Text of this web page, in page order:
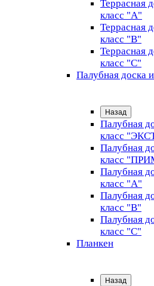
Террасная
класс "А"
Террасная
класс "B"
Террасная
класс "C"
Палубная доска
Назад
Палубная
класс
Палубная
класс
Палубная
класс "А"
Палубная
класс "B"
Палубная
класс "C"
Планкен
Назад